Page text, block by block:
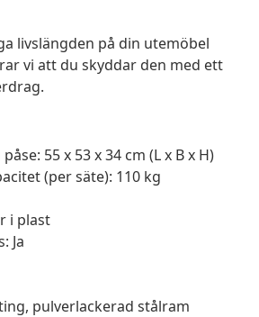
livslängden på din utemöbel
vi att du skyddar den med ett
55 x 53 x 34 cm (L x B x H)
(per säte): 110 kg
i plast
Ja
pulverlackerad stålram